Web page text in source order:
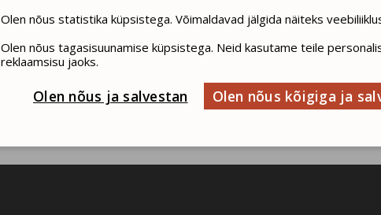
Olen nõus statistika küpsistega. Võimaldavad jälgida näiteks
Olen nõus tagasisuunamise küpsistega. Neid kasutame teile
reklaamsisu jaoks.
Olen nõus ja salvestan Olen nõus kõigiga ja